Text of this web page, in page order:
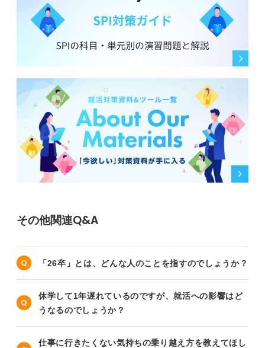
その他関連Q&A
「26卒」とは、どんな人のことを指すのでしょうか？
休学して1年遅れているのですが、就活への影響はど
うなるのでしょうか？
仕事に行きたくない気持ちの乗り越え方を教えてほし